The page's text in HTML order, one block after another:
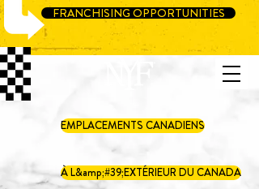
FRANCHISING OPPORTUNITIES
EMPLACEMENTS CANADIENS
À L&amp;#39;EXTÉRIEUR DU CANADA